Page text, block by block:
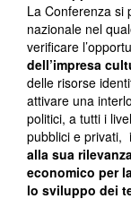
La Conferenza si
nazionale nel
verificare
dell’impresa
delle risorse
attivare una
politici, a tutti i
pubblici e privati,
alla sua
economico per
lo sviluppo dei